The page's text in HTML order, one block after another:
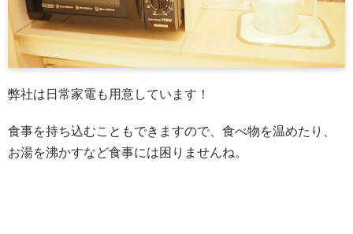
弊社は日常家電も用意しています！
食事を持ち込むこともできますので、食べ物を温めたり、
お湯を沸かすなど食事には困りませんね。